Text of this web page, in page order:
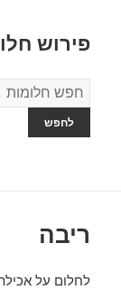
פירוש
מילון
החלומות
ריבה
לחלום על